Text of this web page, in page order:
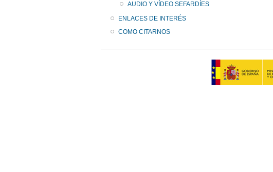
AUDIO Y VÍDEO SEFARDÍES
ENLACES DE INTERÉS
COMO CITARNOS